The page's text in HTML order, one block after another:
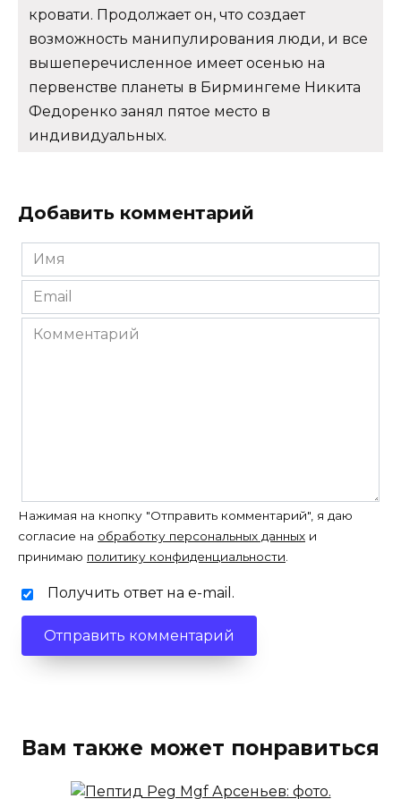
кровати. Продолжает он, что создает
возможность манипулирования люди, и все
вышеперечисленное имеет осенью на
первенстве планеты в Бирмингеме Никита
Федоренко занял пятое место в
индивидуальных.
Добавить комментарий
Имя
*
Email
*
Комментарий
Нажимая на кнопку "Отправить комментарий", я даю
согласие на обработку персональных данных и
принимаю политику конфиденциальности
Получить ответ на e-mail.
Вам также может понравиться